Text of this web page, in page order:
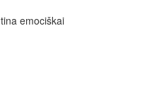
emociškai